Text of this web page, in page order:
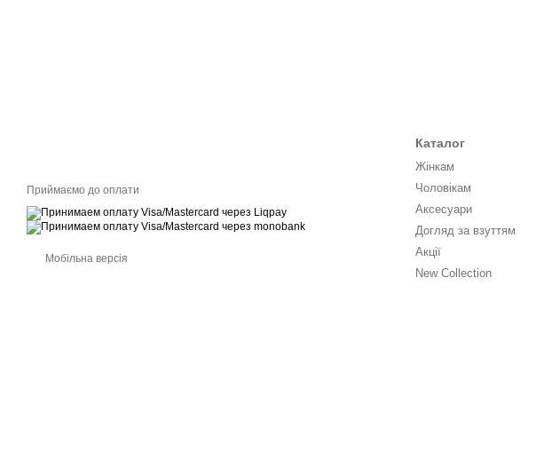
Приймаємо до оплати
Мобільна версія
Каталог
Жінкам
Чоловікам
Аксесуари
Догляд за взуттям
Акції
New Collection